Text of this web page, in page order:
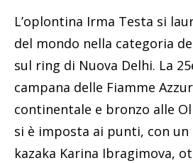
L’oplontina Irma Testa si
del mondo nella categoria
sul ring di Nuova Delhi. La
campana delle Fiamme
continentale e bronzo alle
si è imposta ai punti, con un
kazaka Karina Ibragimova,